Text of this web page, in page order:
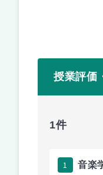
授業評価
1件
1 音楽